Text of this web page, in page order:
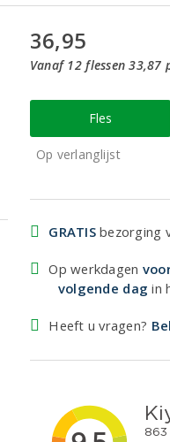
36,95
Vanaf 12 flessen 33,87
Fles
Op verlanglijst
GRATISbezorging
Op werkdagen
volgende dag in
Heeft u vragen?